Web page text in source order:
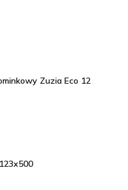
Zuzia Eco 12